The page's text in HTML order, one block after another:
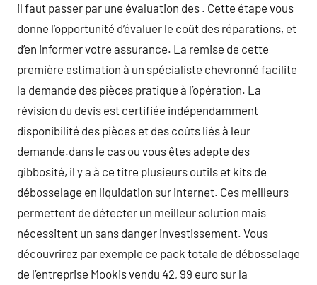
il faut passer par une évaluation des . Cette étape vous
donne l’opportunité d’évaluer le coût des réparations, et
d’en informer votre assurance. La remise de cette
première estimation à un spécialiste chevronné facilite
la demande des pièces pratique à l’opération. La
révision du devis est certifiée indépendamment
disponibilité des pièces et des coûts liés à leur
demande.dans le cas ou vous êtes adepte des
gibbosité, il y a à ce titre plusieurs outils et kits de
débosselage en liquidation sur internet. Ces meilleurs
permettent de détecter un meilleur solution mais
nécessitent un sans danger investissement. Vous
découvrirez par exemple ce pack totale de débosselage
de l’entreprise Mookis vendu 42, 99 euro sur la